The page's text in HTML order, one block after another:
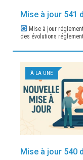
Mise à jour 541
Mise à jour
des évolutions
À LA UNE
Mise à jour 540